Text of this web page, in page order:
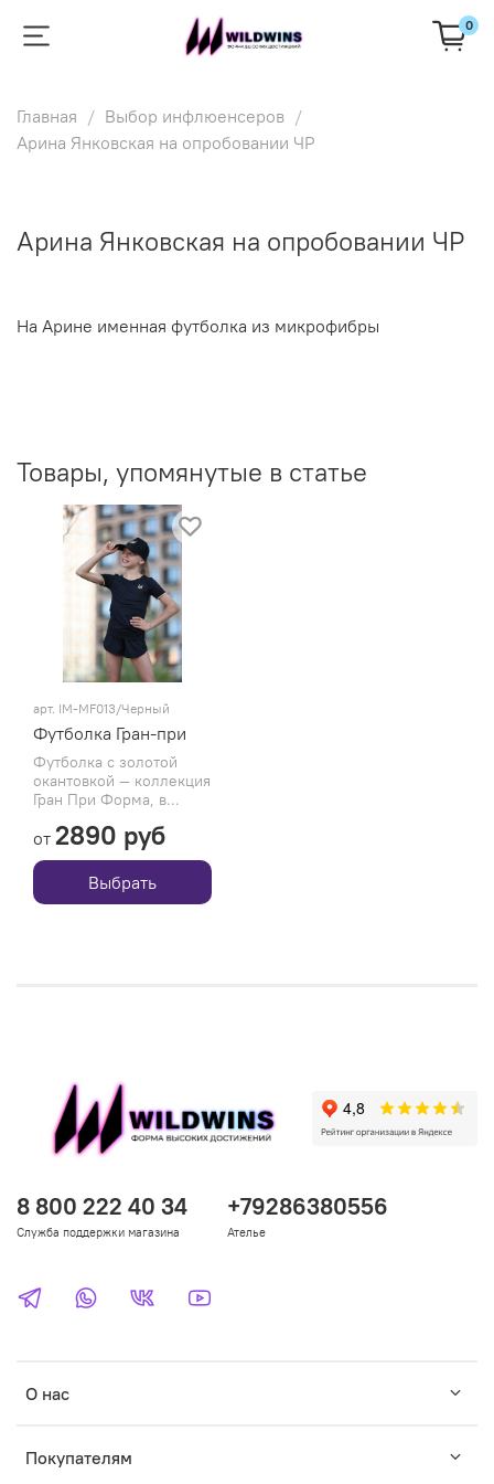
0
Главная
Выбор инфлюенсеров
Арина Янковская на опробовании ЧР
Арина Янковская на опробовании ЧР
На Арине именная футболка из микрофибры
Товары, упомянутые в статье
арт. IM-MF013/Черный
Футболка Гран-при
Футболка с золотой
окантовкой — коллекция
Гран При Форма, в...
от 2890 руб
Выбрать
О нас
Покупателям
8 800 222 40 34
Служба поддержки магазина
+79286380556
Ателье